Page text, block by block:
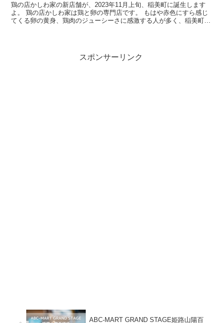
鶏の店かしわ家の新店舗が、2023年11月上旬、稲美町に誕生します
よ。 鶏の店かしわ家は鶏と卵の専門店です。 もはや赤色にすら感じ
てくる卵の黄身、鶏肉のジューシーさに感激する人が多く、稲美町の
スポンサーリンク
ABC-MART GRAND STAGE姫路山陽百